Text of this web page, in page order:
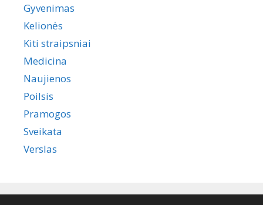
Gyvenimas
Kelionės
Kiti straipsniai
Medicina
Naujienos
Poilsis
Pramogos
Sveikata
Verslas